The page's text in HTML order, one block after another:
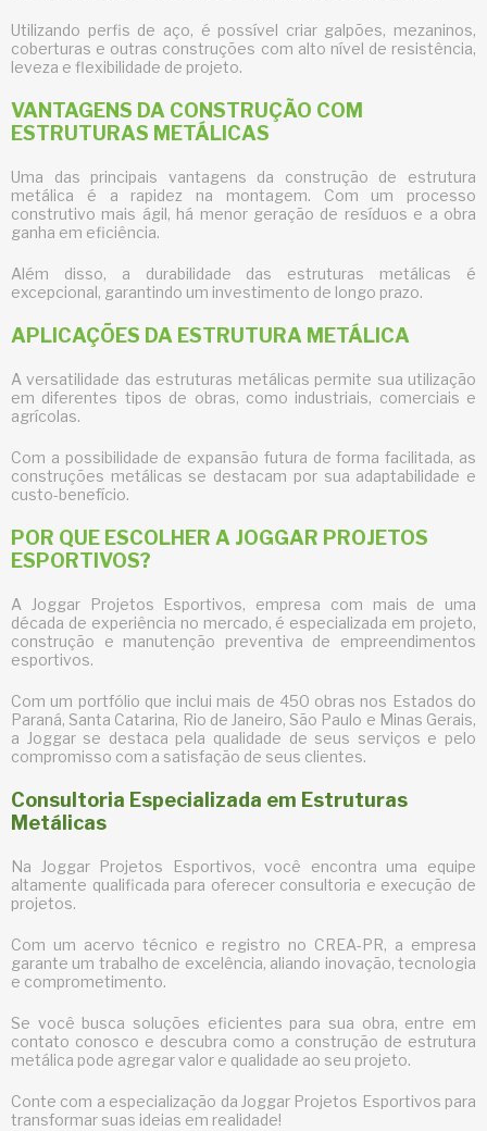
Utilizando perfis de aço, é possível criar galpões, mezaninos,
coberturas e outras construções com alto nível de resistência,
leveza e flexibilidade de projeto.
VANTAGENS DA CONSTRUÇÃO COM
ESTRUTURAS METÁLICAS
Uma das principais vantagens da construção de estrutura
metálica é a rapidez na montagem. Com um processo
construtivo mais ágil, há menor geração de resíduos e a obra
ganha em eficiência.
Além disso, a durabilidade das estruturas metálicas é
excepcional, garantindo um investimento de longo prazo.
APLICAÇÕES DA ESTRUTURA METÁLICA
A versatilidade das estruturas metálicas permite sua utilização
em diferentes tipos de obras, como industriais, comerciais e
agrícolas.
Com a possibilidade de expansão futura de forma facilitada, as
construções metálicas se destacam por sua adaptabilidade e
custo-benefício.
POR QUE ESCOLHER A JOGGAR PROJETOS
ESPORTIVOS?
A Joggar Projetos Esportivos, empresa com mais de uma
década de experiência no mercado, é especializada em projeto,
construção e manutenção preventiva de empreendimentos
esportivos.
Com um portfólio que inclui mais de 450 obras nos Estados do
Paraná, Santa Catarina, Rio de Janeiro, São Paulo e Minas Gerais,
a Joggar se destaca pela qualidade de seus serviços e pelo
compromisso com a satisfação de seus clientes.
Consultoria Especializada em Estruturas
Metálicas
Na Joggar Projetos Esportivos, você encontra uma equipe
altamente qualificada para oferecer consultoria e execução de
projetos.
Com um acervo técnico e registro no CREA-PR, a empresa
garante um trabalho de excelência, aliando inovação, tecnologia
e comprometimento.
Se você busca soluções eficientes para sua obra, entre em
contato conosco e descubra como a construção de estrutura
metálica pode agregar valor e qualidade ao seu projeto.
Conte com a especialização da Joggar Projetos Esportivos para
transformar suas ideias em realidade!